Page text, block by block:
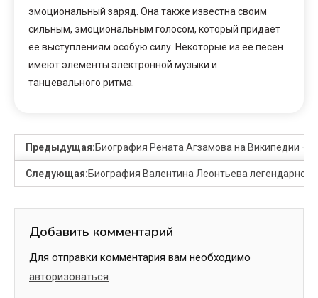
эмоциональный заряд. Она также известна своим
сильным, эмоциональным голосом, который придает
ее выступлениям особую силу. Некоторые из ее песен
имеют элементы электронной музыки и
танцевального ритма.
Предыдущая:Биография Рената Агзамова на Википедии —
Следующая:Биография Валентина Леонтьева
Добавить комментарий
Для отправки комментария вам необходимо
авторизоваться.